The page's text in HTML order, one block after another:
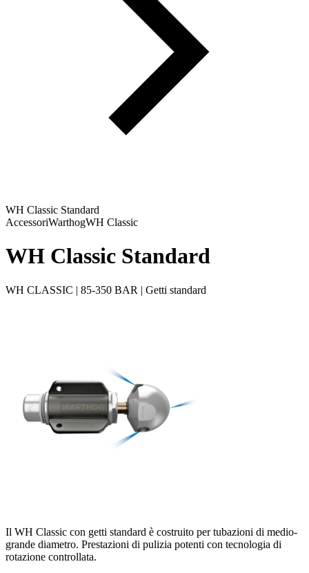
WH Classic Standard
AccessoriWarthogWH Classic
WH Classic Standard
WH CLASSIC | 85-350 BAR | Getti standard
Il WH Classic con getti standard è costruito per tubazioni di medio-
grande diametro. Prestazioni di pulizia potenti con tecnologia di
rotazione controllata.